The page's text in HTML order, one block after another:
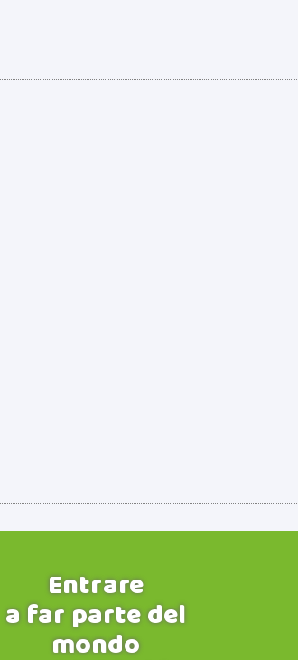
Entrare
a far parte del
mondo